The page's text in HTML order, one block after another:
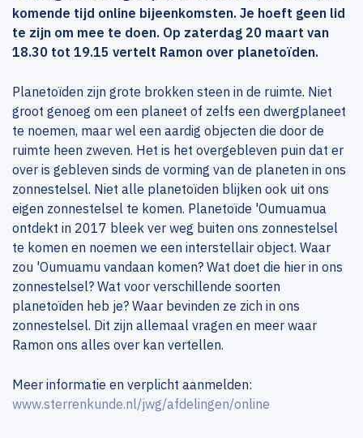
komende tijd online bijeenkomsten. Je hoeft geen lid
te zijn om mee te doen. Op zaterdag 20 maart van
18.30 tot 19.15 vertelt Ramon over planetoïden.
Planetoïden zijn grote brokken steen in de ruimte. Niet
groot genoeg om een planeet of zelfs een dwergplaneet
te noemen, maar wel een aardig objecten die door de
ruimte heen zweven. Het is het overgebleven puin dat er
over is gebleven sinds de vorming van de planeten in ons
zonnestelsel. Niet alle planetoïden blijken ook uit ons
eigen zonnestelsel te komen. Planetoïde 'Oumuamua
ontdekt in 2017 bleek ver weg buiten ons zonnestelsel
te komen en noemen we een interstellair object. Waar
zou 'Oumuamu vandaan komen? Wat doet die hier in ons
zonnestelsel? Wat voor verschillende soorten
planetoïden heb je? Waar bevinden ze zich in ons
zonnestelsel. Dit zijn allemaal vragen en meer waar
Ramon ons alles over kan vertellen.
Meer informatie en verplicht aanmelden:
www.sterrenkunde.nl/jwg/afdelingen/online